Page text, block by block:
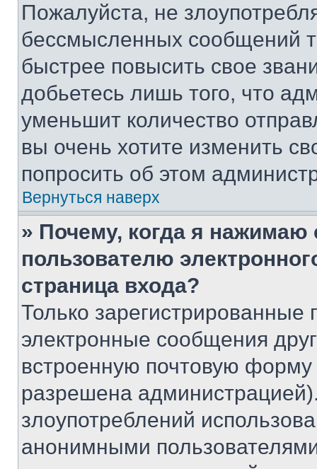
Пожалуйста, не
бессмысленных сообщений
быстрее повысить свое
добьетесь лишь того, что
уменьшит количество
вы очень хотите изменить
попросить об этом
Вернуться наверх
» Почему, когда я нажимаю
пользователю
страница входа?
Только зарегистрированные
электронные сообщения
встроенную почтовую
разрешена
злоупотреблений
анонимными